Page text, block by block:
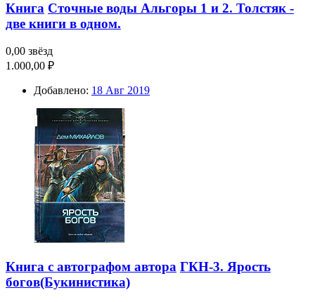
Книга Сточные воды Альгоры 1 и 2. Толстяк -
две книги в одном.
0,00 звёзд
1.000,00 ₽
Добавлено: 18 Авг 2019
Книга с автографом автора ГКН-3. Ярость
богов(Букинистика)